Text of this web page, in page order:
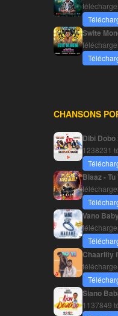
Swite
CHANSONS
Dibi
1238231
Blaaz -
Vano
Chaarlity
Siano
1137849